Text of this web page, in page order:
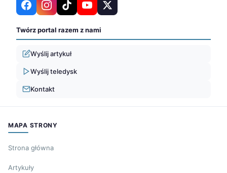
Twórz portal razem z nami
Wyślij artykuł
Wyślij teledysk
Kontakt
MAPA STRONY
Strona główna
Artykuły